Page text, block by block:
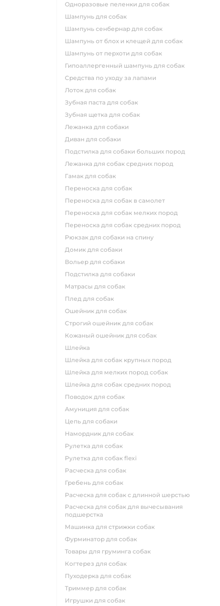
одноразовые пеленки для собак
шампунь для собак
шампунь сенбернар для собак
шампунь от блох и клещей для собак
шампунь от перхоти для собак
гипоаллергенный шампунь для собак
средства по уходу за лапами
лоток для собак
зубная паста для собак
зубная щетка для собак
лежанка для собаки
диван для собаки
подстилка для собаки больших пород
лежанка для собак средних пород
гамак для собак
переноска для собак
переноска для собак в самолет
переноска для собак мелких пород
переноска для собак средних пород
рюкзак для собаки на спину
домик для собаки
вольер для собаки
подстилка для собаки
матрасы для собак
плед для собак
ошейник для собак
строгий ошейник для собак
кожаный ошейник для собак
шлейка
шлейка для собак крупных пород
шлейка для мелких пород собак
шлейка для собак средних пород
поводок для собак
амуниция для собак
цепь для собаки
намордник для собак
рулетка для собак
рулетка для собак flexi
расческа для собак
гребень для собак
расческа для собак с длинной шерстью
расческа для собак для вычесывания
подшерстка
машинка для стрижки собак
фурминатор для собак
товары для груминга собак
когтерез для собак
пуходерка для собак
триммер для собак
игрушки для собак